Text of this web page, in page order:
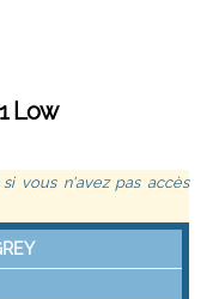
1 Low
vous n'avez pas accès